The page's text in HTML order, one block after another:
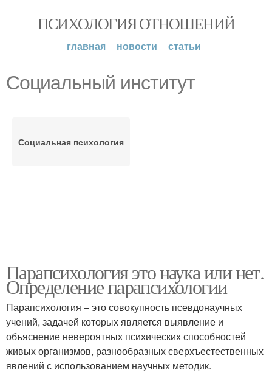
ПСИХОЛОГИЯ ОТНОШЕНИЙ
главная новости статьи
Социальный институт
Социальная психология
Парапсихология это наука или нет.
Определение парапсихологии
Парапсихология – это совокупность псевдонаучных
учений, задачей которых является выявление и
объяснение невероятных психических способностей
живых организмов, разнообразных сверхъестественных
явлений с использованием научных методик.